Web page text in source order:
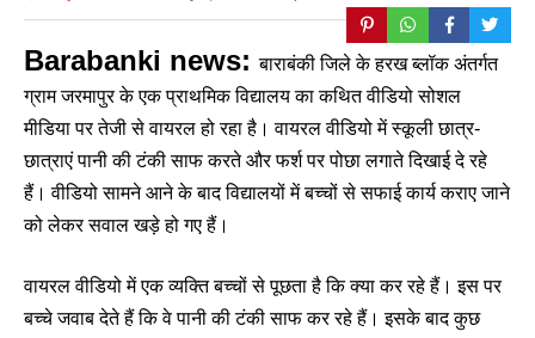
Barabanki news:बाराबंकी जिले के हरख ब्लॉक अंतर्गत
ग्राम जरमापुर के एक प्राथमिक विद्यालय का कथित वीडियो सोशल
मीडिया पर तेजी से वायरल हो रहा है। वायरल वीडियो में स्कूली छात्र-
छात्राएं पानी की टंकी साफ करते और फर्श पर पोछा लगाते दिखाई दे रहे
हैं। वीडियो सामने आने के बाद विद्यालयों में बच्चों से सफाई कार्य कराए जाने
को लेकर सवाल खड़े हो गए हैं।
वायरल वीडियो में एक व्यक्ति बच्चों से पूछता है कि क्या कर रहे हैं। इस पर
बच्चे जवाब देते हैं कि वे पानी की टंकी साफ कर रहे हैं। इसके बाद कुछ